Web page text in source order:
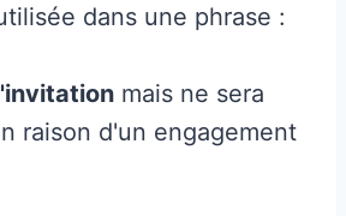
dans une phrase :
mais ne sera
raison d'un engagement